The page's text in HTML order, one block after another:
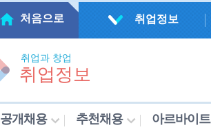
처음으로 취업정보
취업과 창업
취업정보
공개채용 추천채용 아르바이트